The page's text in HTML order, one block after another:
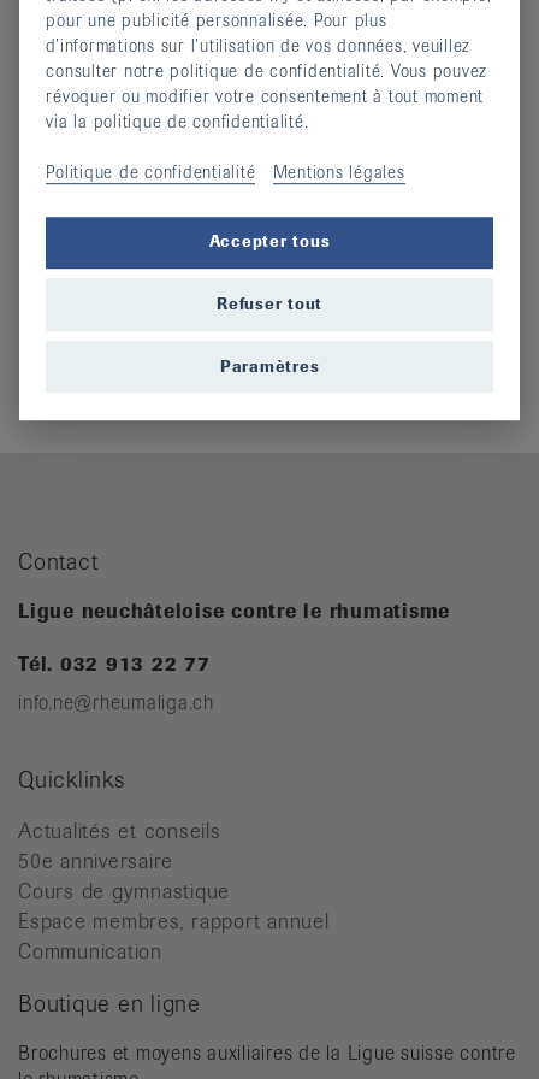
Historique de la Ligue neuchâteloise
contre le rhumatisme
1967 - 2017
Historique (docx, 97,187 KO)
Informations complémentaires
Responsables de cours
Contact
Ligue neuchâteloise contre le rhumatisme
Tél. 032 913 22 77
info.ne@rheumaliga.ch
Quicklinks
Actualités et conseils
50e anniversaire
Cours de gymnastique
Espace membres, rapport annuel
Communication
Boutique en ligne
Brochures et moyens auxiliaires de la Ligue suisse contre
pour une publicité personnalisée. Pour plus
d’informations sur l’utilisation de vos données, veuillez
consulter notre politique de confidentialité. Vous pouvez
révoquer ou modifier votre consentement à tout moment
via la politique de confidentialité.
Politique de confidentialité Mentions légales
Accepter tous
Refuser tout
Paramètres